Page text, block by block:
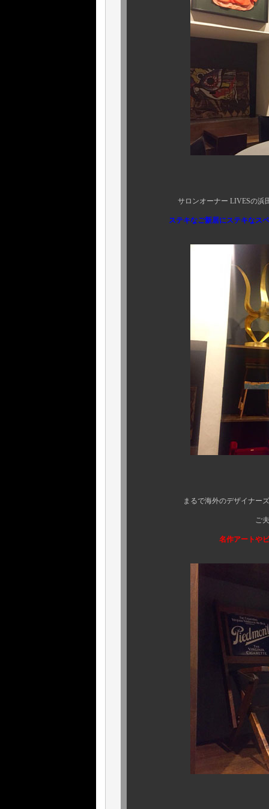
サロンオーナー LIVESの浜田さん
ステキなご新居にステキなスペ
まるで海外のデザイナーズホテ
ご夫妻が永年かけて
名作アートや